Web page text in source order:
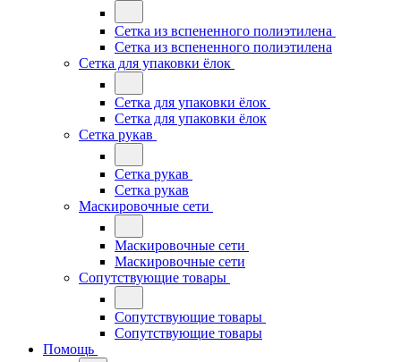
Сетка из вспененного полиэтилена
Сетка из вспененного полиэтилена
Сетка для упаковки ёлок
Сетка для упаковки ёлок
Сетка для упаковки ёлок
Сетка рукав
Сетка рукав
Сетка рукав
Маскировочные сети
Маскировочные сети
Маскировочные сети
Сопутствующие товары
Сопутствующие товары
Сопутствующие товары
Помощь